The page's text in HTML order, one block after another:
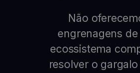
Não
engrenagens
ecossistema
resolver o